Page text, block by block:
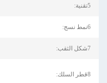
5تقنية:
6نمط نسج:
7شكل الثقب:
8قطر السلك: